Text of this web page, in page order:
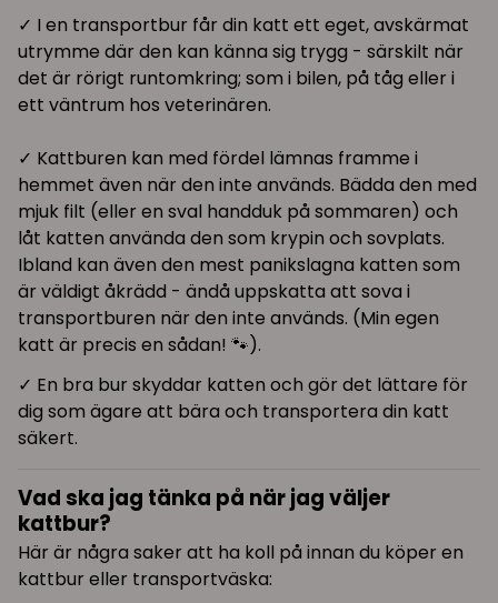
✓ I en transportbur får din katt ett eget, avskärmat
utrymme där den kan känna sig trygg - särskilt när
det är rörigt runtomkring; som i bilen, på tåg eller i
ett väntrum hos veterinären.
✓ Kattburen kan med fördel lämnas framme i
hemmet även när den inte används. Bädda den med
mjuk filt (eller en sval handduk på sommaren) och
låt katten använda den som krypin och sovplats.
Ibland kan även den mest panikslagna katten som
är väldigt åkrädd - ändå uppskatta att sova i
transportburen när den inte används. (Min egen
katt är precis en sådan! 🐾).
✓ En bra bur skyddar katten och gör det lättare för
dig som ägare att bära och transportera din katt
säkert.
Vad ska jag tänka på när jag väljer
kattbur?
Här är några saker att ha koll på innan du köper en
kattbur eller transportväska: